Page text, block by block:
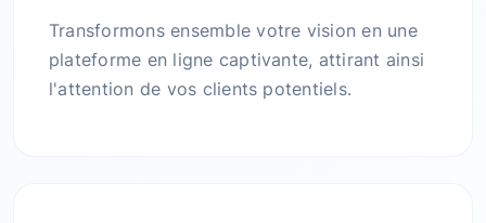
Transformons ensemble votre vision en une
plateforme en ligne captivante, attirant ainsi
l'attention de vos clients potentiels.